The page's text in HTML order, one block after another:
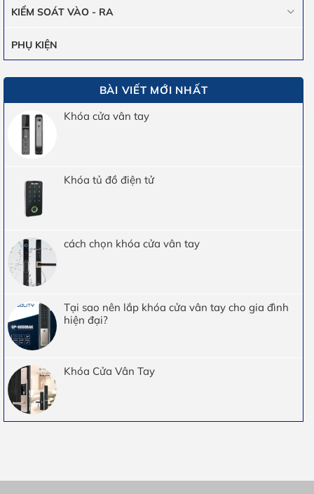
KIỂM SOÁT VÀO - RA
PHỤ KIỆN
BÀI VIẾT MỚI NHẤT
Khóa cửa vân tay
Khóa tủ đồ điện tử
cách chọn khóa cửa vân tay
Tại sao nên lắp khóa cửa vân tay cho gia đình
hiện đại?
Khóa Cửa Vân Tay